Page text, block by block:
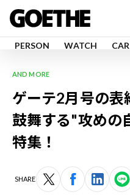
PERSON WATCH CAR
AND MORE
ゲーテ2月号の表
鼓舞する"攻めの
特集！
SHARE